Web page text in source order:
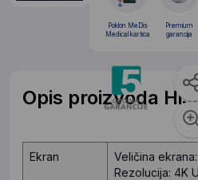
Poklon MeDis
Medical kartica
Premium
garancija
Opis proizvoda
Ekran
Veličina
Rezolucija: 4K